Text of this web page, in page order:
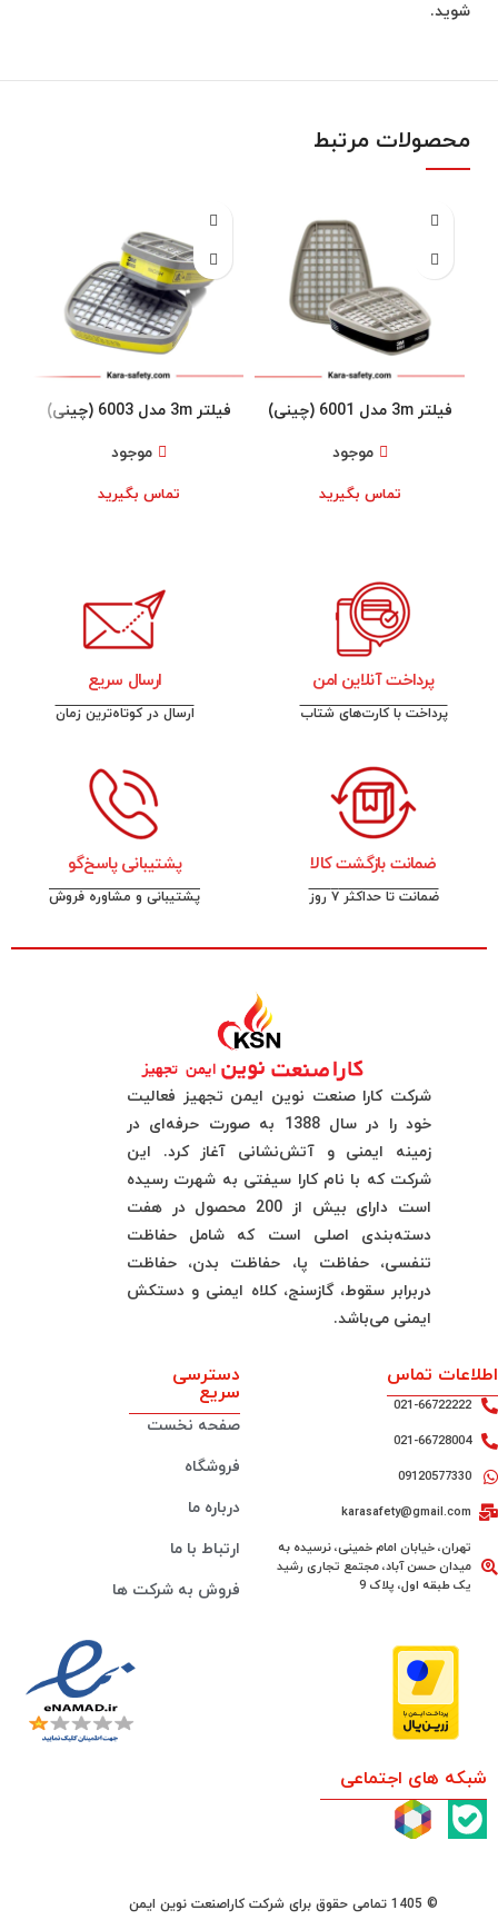
شوید.
محصولات مرتبط
فیلتر 3m مدل 6001 (چینی)
موجود
تماس بگیرید
فیلتر 3m مدل 6003 (چینی)
موجود
تماس بگیرید
پرداخت آنلاین امن
پرداخت با کارت‌های شتاب
ارسال سریع
ارسال در کوتاه‌ترین زمان
ضمانت بازگشت کالا
ضمانت تا حداکثر ۷ روز
پشتیبانی پاسخ‌گو
پشتیبانی و مشاوره فروش
شرکت کارا صنعت نوین ایمن تجهیز فعالیت
خود را در سال 1388 به صورت حرفه‌ای در
زمینه ایمنی و آتش‌نشانی آغاز کرد. این
شرکت که با نام کارا سیفتی به شهرت رسیده
است دارای بیش از 200 محصول در هفت
دسته‌بندی اصلی است که شامل حفاظت
تنفسی، حفاظت پا، حفاظت بدن، حفاظت
دربرابر سقوط، گازسنج، کلاه ایمنی و دستکش
ایمنی می‌باشد.
اطلاعات تماس
021-66722222
021-66728004
09120577330
karasafety@gmail.com
تهران، خیابان امام خمینی، نرسیده به
میدان حسن آباد، مجتمع تجاری رشید
یک طبقه اول، پلاک 9
دسترسی
سریع
صفحه نخست
فروشگاه
درباره ما
ارتباط با ما
فروش به شرکت ها
شبکه های اجتماعی
© 1405 تمامی حقوق برای شرکت کاراصنعت نوین ایمن